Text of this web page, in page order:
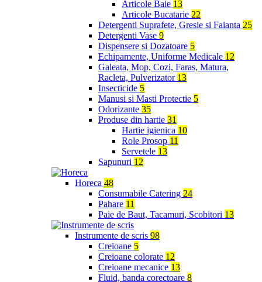
Articole Baie 13
Articole Bucatarie 22
Detergenti Suprafete, Gresie si Faianta 25
Detergenti Vase 9
Dispensere si Dozatoare 5
Echipamente, Uniforme Medicale 12
Galeata, Mop, Cozi, Faras, Matura,
Racleta, Pulverizator 13
Insecticide 5
Manusi si Masti Protectie 5
Odorizante 35
Produse din hartie 31
Hartie igienica 10
Role Prosop 11
Servetele 13
Sapunuri 12
Horeca 48
Consumabile Catering 24
Pahare 11
Paie de Baut, Tacamuri, Scobitori 13
Instrumente de scris 98
Creioane 5
Creioane colorate 12
Creioane mecanice 13
Fluid, banda corectoare 8